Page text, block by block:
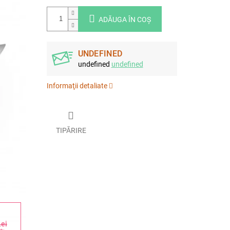
ADĂUGA ÎN COŞ
UNDEFINED
undefined undefined
Informaţii detaliate
TIPĂRIRE